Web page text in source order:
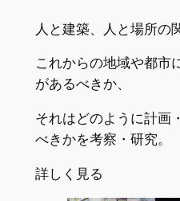
人と建築、人と場所の
これからの地域や都市
があるべきか、
それはどのように計画
べきかを考察・研究。
詳しく見る